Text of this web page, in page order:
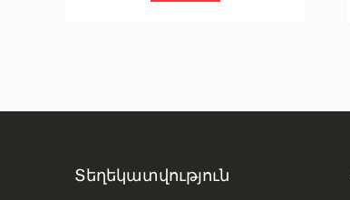
Տեղեկատվություն